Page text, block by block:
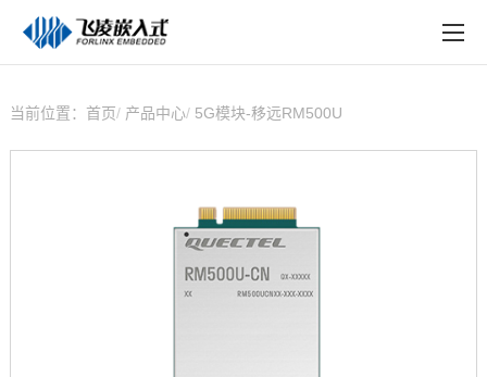
在线购买
当前位置： 首页 产品中心 5G模块-移远RM500U